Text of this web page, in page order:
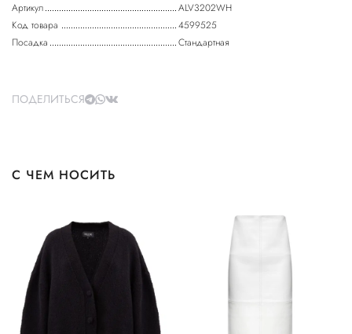
Артикул
ALV3202WH
Код товара
4599525
Посадка
Стандартная
ПОДЕЛИТЬСЯ
С ЧЕМ НОСИТЬ